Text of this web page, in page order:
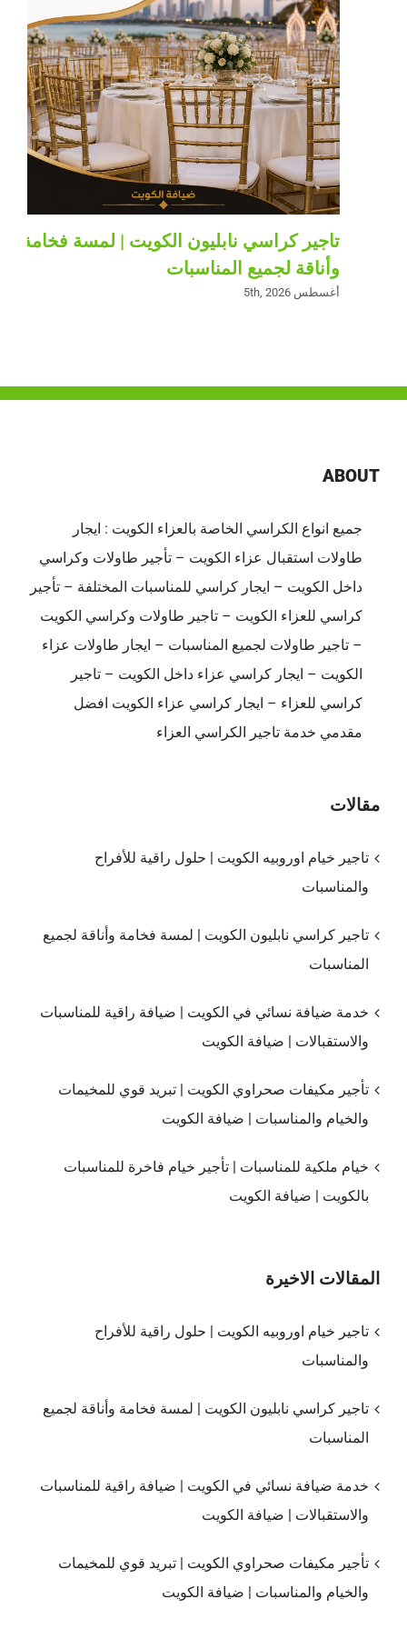
تاجير كراسي نابليون الكويت | لمسة فخامة
وأناقة لجميع المناسبات
أغسطس 5th, 2026
ABOUT
جميع انواع الكراسي الخاصة بالعزاء الكويت : ايجار
طاولات استقبال عزاء الكويت – تأجير طاولات وكراسي
داخل الكويت – ايجار كراسي للمناسبات المختلفة – تأجير
كراسي للعزاء الكويت – تاجير طاولات وكراسي الكويت
– تاجير طاولات لجميع المناسبات – ايجار طاولات عزاء
الكويت – ايجار كراسي عزاء داخل الكويت – تاجير
كراسي للعزاء – ايجار كراسي عزاء الكويت افضل
مقدمي خدمة تاجير الكراسي العزاء
مقالات
تاجير خيام اوروبيه الكويت | حلول راقية للأفراح
والمناسبات
تاجير كراسي نابليون الكويت | لمسة فخامة وأناقة لجميع
المناسبات
خدمة ضيافة نسائي في الكويت | ضيافة راقية للمناسبات
والاستقبالات | ضيافة الكويت
تأجير مكيفات صحراوي الكويت | تبريد قوي للمخيمات
والخيام والمناسبات | ضيافة الكويت
خيام ملكية للمناسبات | تأجير خيام فاخرة للمناسبات
بالكويت | ضيافة الكويت
المقالات الاخيرة
تاجير خيام اوروبيه الكويت | حلول راقية للأفراح
والمناسبات
تاجير كراسي نابليون الكويت | لمسة فخامة وأناقة لجميع
المناسبات
خدمة ضيافة نسائي في الكويت | ضيافة راقية للمناسبات
والاستقبالات | ضيافة الكويت
تأجير مكيفات صحراوي الكويت | تبريد قوي للمخيمات
والخيام والمناسبات | ضيافة الكويت